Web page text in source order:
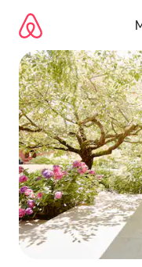
directement
contenu